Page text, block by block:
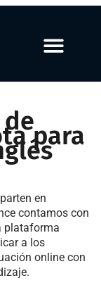
para
en
contamos con
plataforma
a los
online con